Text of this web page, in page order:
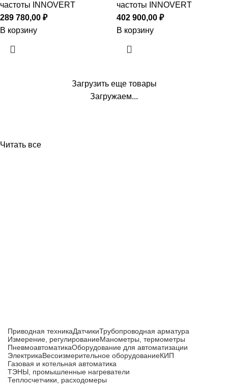
частоты INNOVERT
289 780,00 ₽
В корзину
частоты INNOVERT
402 900,00 ₽
В корзину
Загрузить еще товары
Загружаем...
Читать все
Приводная техникаДатчикиТрубопроводная арматура
Измерение, регулированиеМанометры, термометры
ПневмоавтоматикаОборудование для автоматизации
ЭлектрикаВесоизмерительное оборудованиеКИП
Газовая и котельная автоматика
ТЭНЫ, промышленные нагреватели
Теплосчетчики, расходомеры